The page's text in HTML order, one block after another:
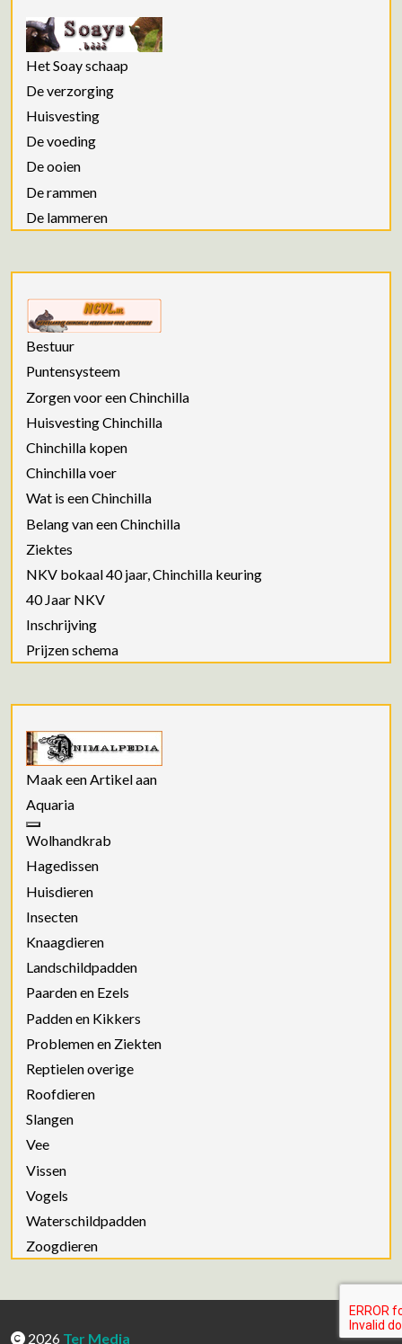
Het Soay schaap
De verzorging
Huisvesting
De voeding
De ooien
De rammen
De lammeren
Bestuur
Puntensysteem
Zorgen voor een Chinchilla
Huisvesting Chinchilla
Chinchilla kopen
Chinchilla voer
Wat is een Chinchilla
Belang van een Chinchilla
Ziektes
NKV bokaal 40 jaar, Chinchilla keuring
40 Jaar NKV
Inschrijving
Prijzen schema
Maak een Artikel aan
Aquaria
Wolhandkrab
Hagedissen
Huisdieren
Insecten
Knaagdieren
Landschildpadden
Paarden en Ezels
Padden en Kikkers
Problemen en Ziekten
Reptielen overige
Roofdieren
Slangen
Vee
Vissen
Vogels
Waterschildpadden
Zoogdieren
2026 Ter Media